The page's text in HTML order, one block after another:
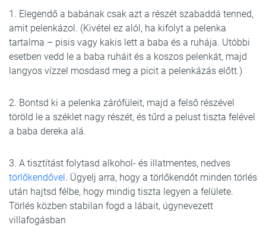
1. Elegendő a babának csak azt a részét szabaddá tenned,
amit pelenkázol. (Kivétel ez alól, ha kifolyt a pelenka
tartalma – pisis vagy kakis lett a baba és a ruhája. Utóbbi
esetben vedd le a baba ruháit és a koszos pelenkát, majd
langyos vízzel mosdasd meg a picit a pelenkázás előtt.)
2. Bontsd ki a pelenka zárófüleit, majd a felső részével
töröld le a széklet nagy részét, és tűrd a pelust tiszta felével
a baba dereka alá.
3. A tisztítást folytasd alkohol- és illatmentes, nedves
törlőkendővel. Ügyelj arra, hogy a törlőkendőt minden törlés
után hajtsd félbe, hogy mindig tiszta legyen a felülete.
Törlés közben stabilan fogd a lábait, úgynevezett
villafogásban